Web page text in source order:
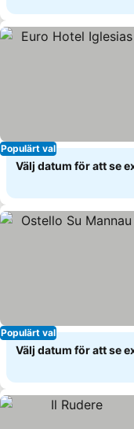
Populärt val
Välj datum för att se
Populärt val
Välj datum för att se